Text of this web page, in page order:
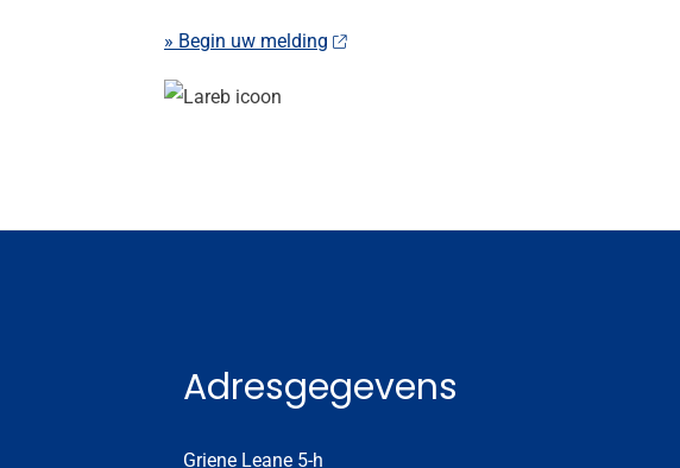
» Begin uw melding
Adresgegevens
Griene Leane 5-h